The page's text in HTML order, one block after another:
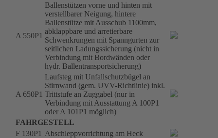
A 550P1
Ballenstützen vorne und hinten mit
verstellbarer Neigung, hintere
Ballenstütze mit Ausschub 1100mm,
abklappbare und arretierbare
Schwenkrungen mit Spanngurten zur
seitlichen Ladungssicherung (nicht in
Verbindung mit Bordwänden oder
hydr. Ballentransportsicherung)
A 650P1
Laufsteg mit Unfallschutzbügel an
Stirnwand (gem. UVV-Richtlinie) inkl.
Trittstufe an Zuggabel (nur in
Verbindung mit Ausstattung A 100P1
oder A 101P1 möglich)
FAHRGESTELL
F 130P1 Abschleppvorrichtung am Heck